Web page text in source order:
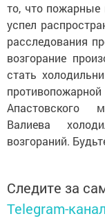
то, что
успел
расследования
возгорание
стать
Апастовского
Валиева
возгораний.
Следите за
Telegram-